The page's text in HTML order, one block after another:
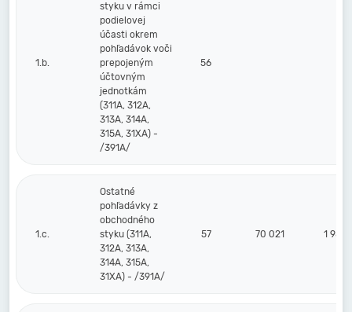
1.b.
styku v rámci
podielovej
účasti okrem
pohľadávok voči
prepojeným
účtovným
jednotkám
(311A, 312A,
313A, 314A,
315A, 31XA) -
/391A/
56
1.c.
Ostatné
pohľadávky z
obchodného
styku (311A,
312A, 313A,
314A, 315A,
31XA) - /391A/
57 70 021 1 987